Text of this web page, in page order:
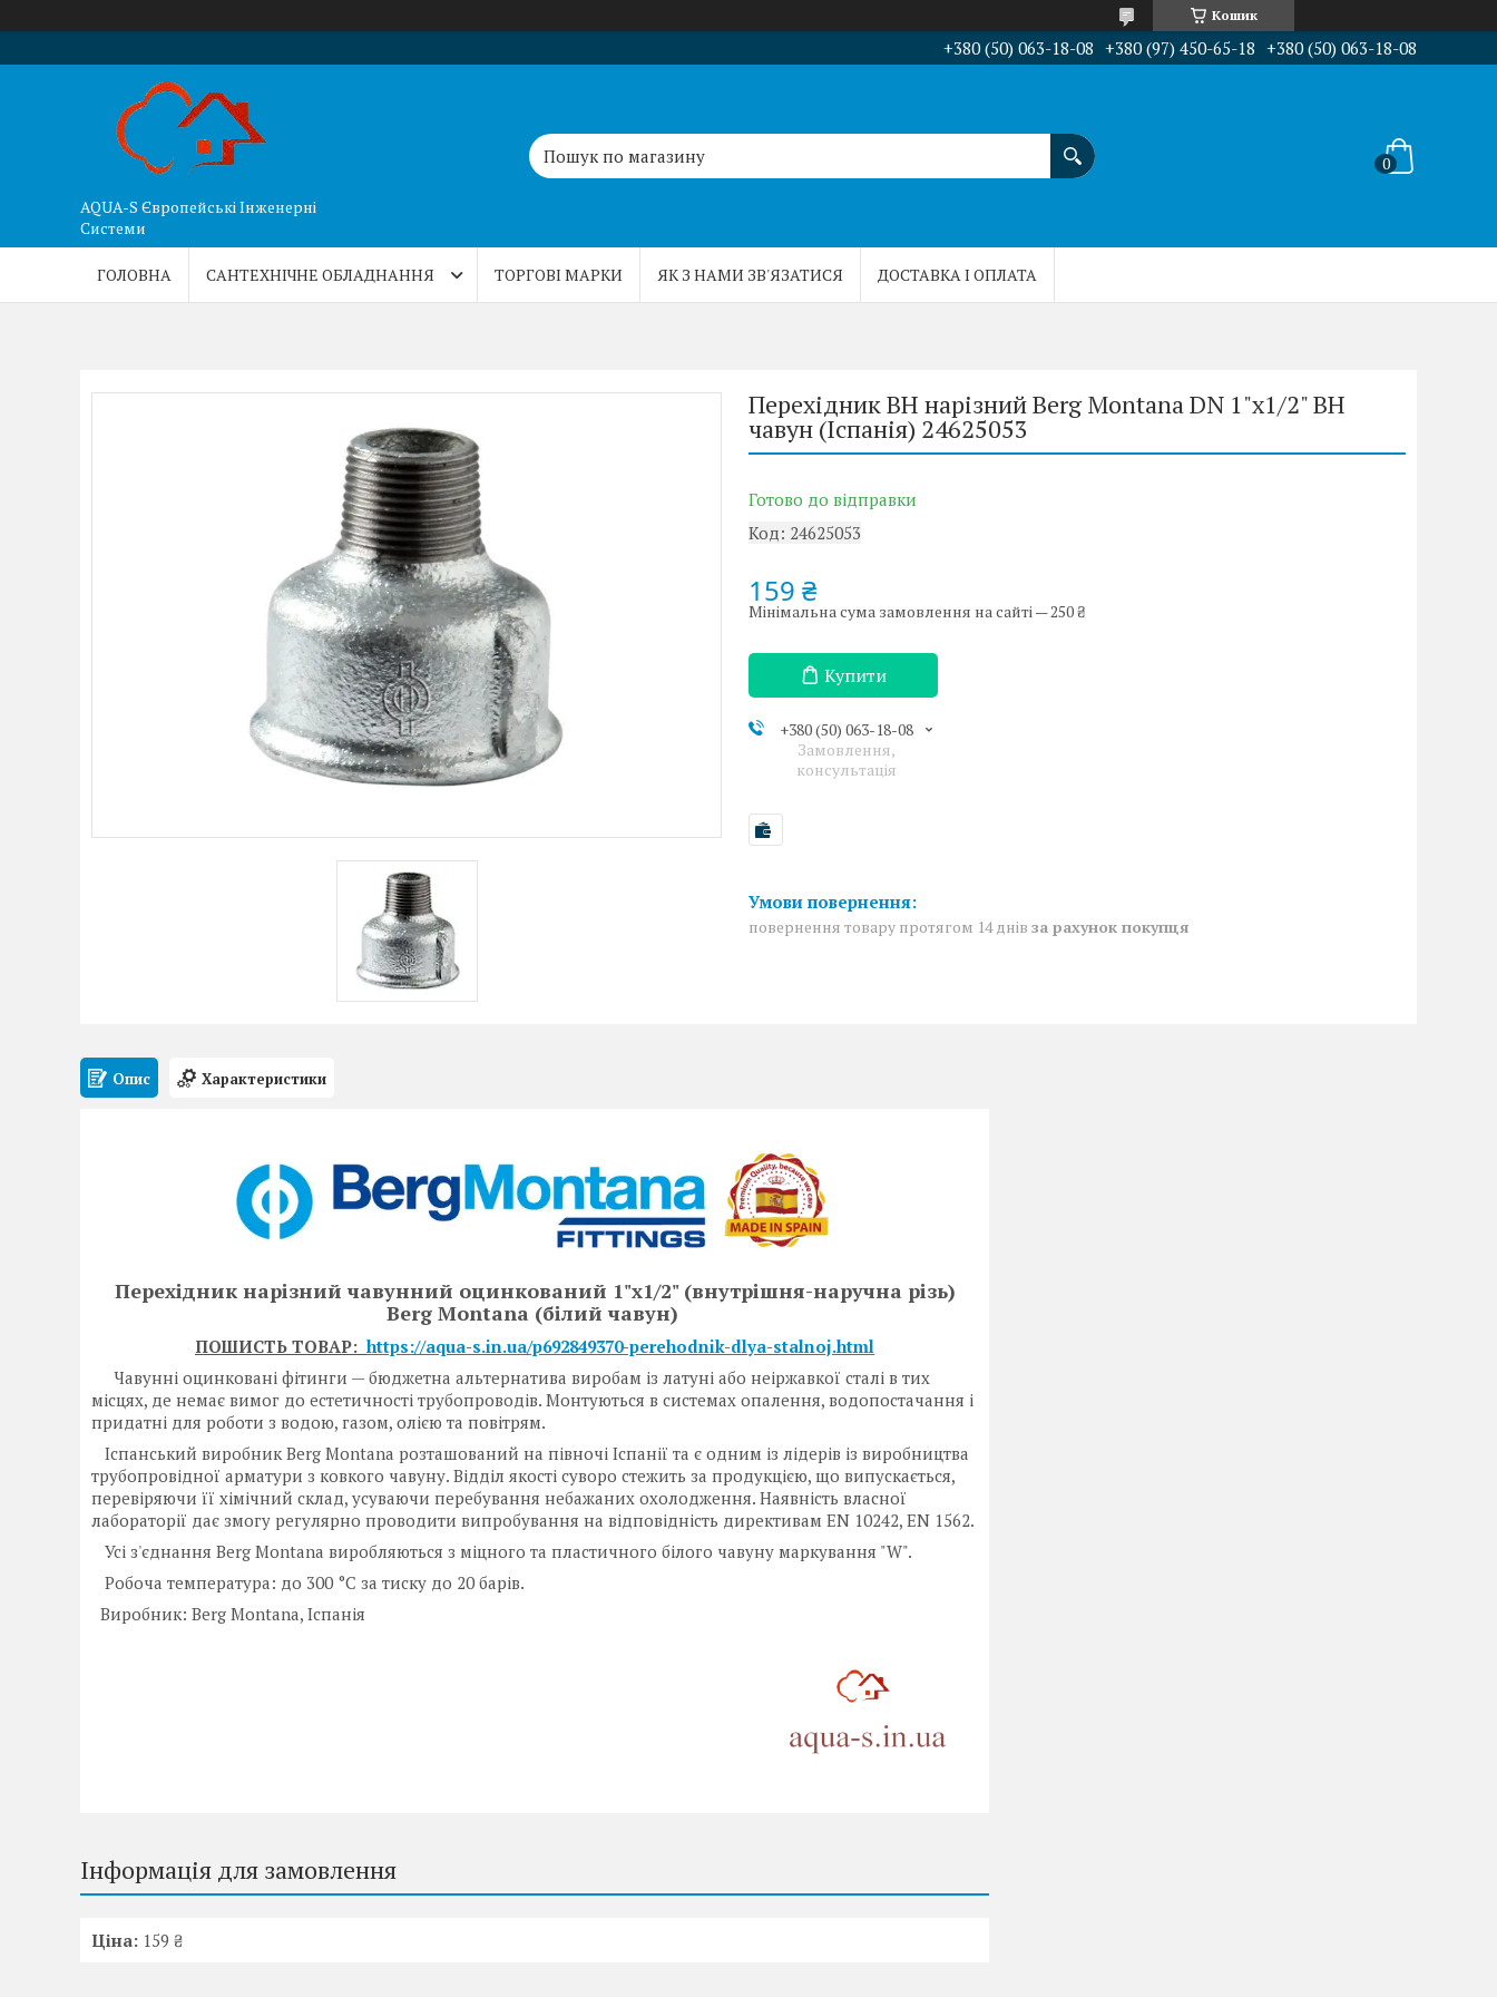
Кошик
+380 (50) 063-18-08 +380 (97) 450-65-18 +380 (50) 063-18-08
AQUA-S Європейські Інженерні
Системи
ГОЛОВНА САНТЕХНІЧНЕ ОБЛАДНАННЯ ТОРГОВІ МАРКИ ЯК З НАМИ ЗВ'ЯЗАТИСЯ ДОСТАВКА І ОПЛАТА
Перехідник ВН нарізний Berg Montana DN 1"х1/2" ВН
чавун (Іспанія) 24625053
Готово до відправки
Код: 24625053
159 ₴
Мінімальна сума замовлення на сайті — 250 ₴
Купити
+380 (50) 063-18-08
Замовлення,
консультація
повернення товару протягом 14 днів за рахунок покупця
Опис Характеристики
Перехідник нарізний чавунний оцинкований 1"x1/2" (внутрішня-наручна різь)
Berg Montana (білий чавун)
ПОШИСТЬ ТОВАР: https://aqua-s.in.ua/p692849370-perehodnik-dlya-stalnoj.html
Чавунні оцинковані фітинги — бюджетна альтернатива виробам із латуні або неіржавкої сталі в тих
місцях, де немає вимог до естетичності трубопроводів. Монтуються в системах опалення, водопостачання і
придатні для роботи з водою, газом, олією та повітрям.
Іспанський виробник Berg Montana розташований на півночі Іспанії та є одним із лідерів із виробництва
трубопровідної арматури з ковкого чавуну. Відділ якості суворо стежить за продукцією, що випускається,
перевіряючи її хімічний склад, усуваючи перебування небажаних охолодження. Наявність власної
лабораторії дає змогу регулярно проводити випробування на відповідність директивам EN 10242, EN 1562.
Усі з'єднання Berg Montana виробляються з міцного та пластичного білого чавуну маркування "W".
Робоча температура: до 300 °C за тиску до 20 барів.
Виробник: Berg Montana, Іспанія
Інформація для замовлення
Ціна: 159 ₴